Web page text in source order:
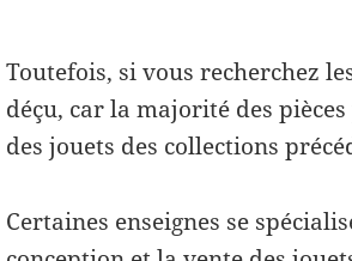
Toutefois, si vous recherchez
déçu, car la majorité des
des jouets des collections
Certaines enseignes se